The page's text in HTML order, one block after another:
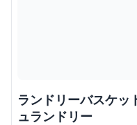
ランドリーバスケッ
ュランドリー